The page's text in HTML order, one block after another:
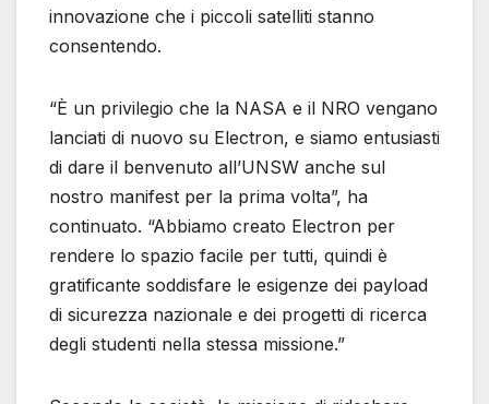
innovazione che i piccoli satelliti stanno
consentendo.
“È un privilegio che la NASA e il NRO vengano
lanciati di nuovo su Electron, e siamo entusiasti
di dare il benvenuto all’UNSW anche sul
nostro manifest per la prima volta”, ha
continuato. “Abbiamo creato Electron per
rendere lo spazio facile per tutti, quindi è
gratificante soddisfare le esigenze dei payload
di sicurezza nazionale e dei progetti di ricerca
degli studenti nella stessa missione.”